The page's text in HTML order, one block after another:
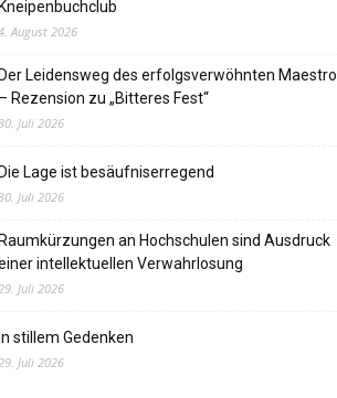
Kneipenbuchclub
August 2026
Der Leidensweg des erfolgsverwöhnten Maestro
– Rezension zu „Bitteres Fest“
Juli 2026
Die Lage ist besäufniserregend
Juli 2026
Raumkürzungen an Hochschulen sind Ausdruck
intellektuellen Verwahrlosung
Juli 2026
In stillem Gedenken
Juli 2026